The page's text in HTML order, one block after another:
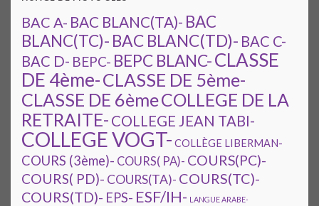
BAC A- BAC BLANC(TA)- BAC
BLANC(TC)- BAC BLANC(TD)- BAC C-
BAC D- BEPC- BEPC BLANC-CLASSE
DE 4ème-CLASSE DE 5ème-
CLASSE DE 6èmeCOLLEGE DE LA
RETRAITE- COLLEGE JEAN TABI-
COLLEGE VOGT- COLLÈGE LIBERMAN-
COURS (3ème)- COURS( PA)- COURS(PC)-
COURS( PD)- COURS(TA)- COURS(TC)-
COURS(TD)- EPS- ESF/IH- LANGUE ARABE-